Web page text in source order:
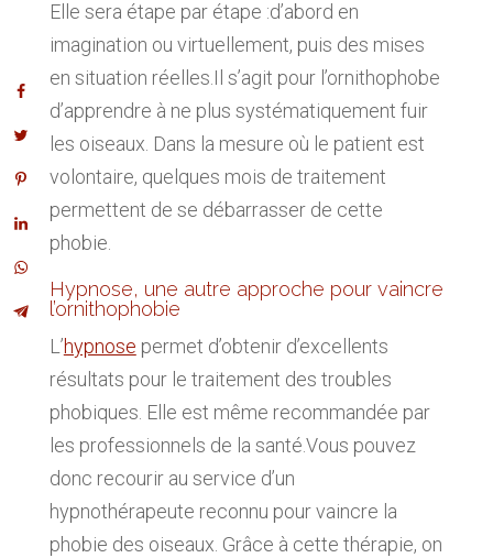
Elle sera étape par étape :d’abord en
imagination ou virtuellement, puis des mises
en situation réelles.Il s’agit pour l’ornithophobe
d’apprendre à ne plus systématiquement fuir
les oiseaux. Dans la mesure où le patient est
volontaire, quelques mois de traitement
permettent de se débarrasser de cette
phobie.
Hypnose, une autre approche pour vaincre
l’ornithophobie
L’hypnose permet d’obtenir d’excellents
résultats pour le traitement des troubles
phobiques. Elle est même recommandée par
les professionnels de la santé.Vous pouvez
donc recourir au service d’un
hypnothérapeute reconnu pour vaincre la
phobie des oiseaux. Grâce à cette thérapie, on